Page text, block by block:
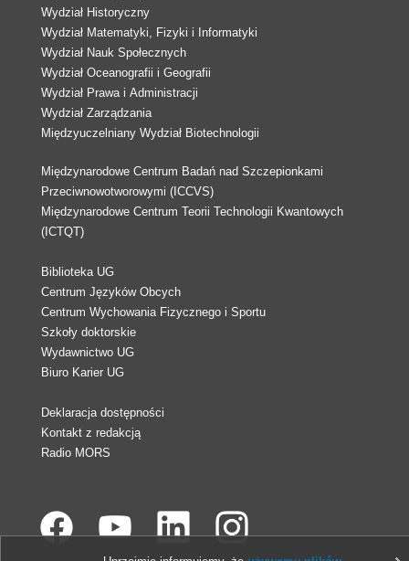
Wydział Historyczny
Wydział Matematyki, Fizyki i Informatyki
Wydział Nauk Społecznych
Wydział Oceanografii i Geografii
Wydział Prawa i Administracji
Wydział Zarządzania
Międzyuczelniany Wydział Biotechnologii
Międzynarodowe Centrum Badań nad Szczepionkami
Przeciwnowotworowymi (ICCVS)
Międzynarodowe Centrum Teorii Technologii Kwantowych
(ICTQT)
Biblioteka UG
Centrum Języków Obcych
Centrum Wychowania Fizycznego i Sportu
Szkoły doktorskie
Wydawnictwo UG
Biuro Karier UG
Deklaracja dostępności
Kontakt z redakcją
Radio MORS